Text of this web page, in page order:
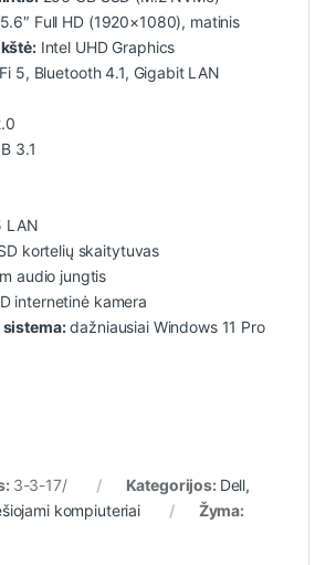
Full HD (1920×1080), matinis
Intel UHD Graphics
5, Bluetooth 4.1, Gigabit LAN
3.1
LAN
kortelių skaitytuvas
audio jungtis
internetinė kamera
dažniausiai Windows 11 Pro
3-3-17/ Kategorijos: Dell,
kompiuteriai
Žyma: